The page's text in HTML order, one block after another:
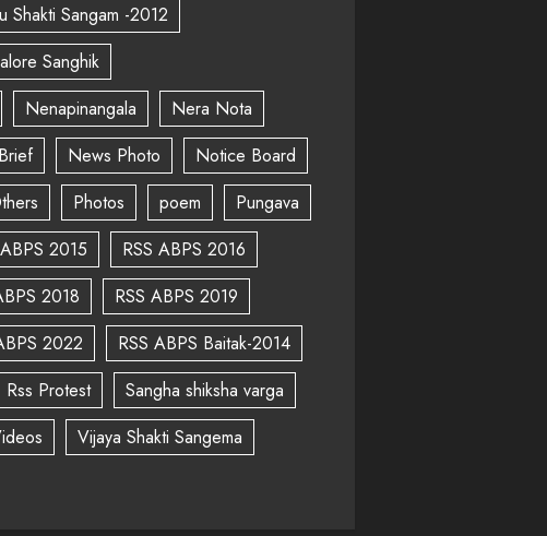
Shakti Sangam -2012
Sanghik
Nenapinangala
Nera Nota
News Photo
Notice Board
Photos poem
Pungava
2015
RSS ABPS 2016
2018
RSS ABPS 2019
2022
RSS ABPS Baitak-2014
Rss Protest
Sangha shiksha varga
Vijaya Shakti Sangema